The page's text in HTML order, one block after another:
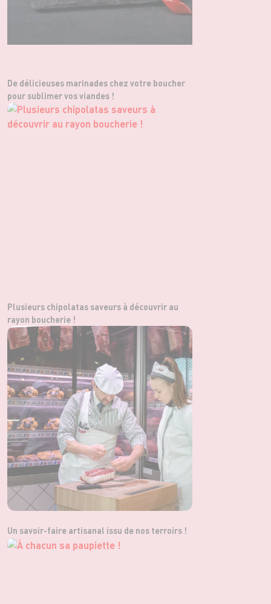
De délicieuses marinades chez votre boucher
pour sublimer vos viandes !
Plusieurs chipolatas saveurs à découvrir au
rayon boucherie !
Un savoir-faire artisanal issu de nos terroirs !